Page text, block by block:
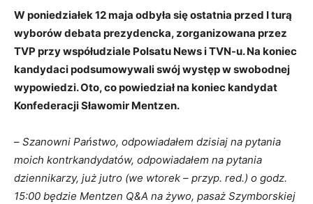
W poniedziałek 12 maja odbyła się ostatnia przed I turą
wyborów debata prezydencka, zorganizowana przez
TVP przy współudziale Polsatu News i TVN-u. Na koniec
kandydaci podsumowywali swój występ w swobodnej
wypowiedzi. Oto, co powiedział na koniec kandydat
Konfederacji Sławomir Mentzen.
– Szanowni Państwo, odpowiadałem dzisiaj na pytania
moich kontrkandydatów, odpowiadałem na pytania
dziennikarzy, już jutro (we wtorek – przyp. red.) o godz.
15:00 będzie Mentzen Q&A na żywo, pasaż Szymborskiej